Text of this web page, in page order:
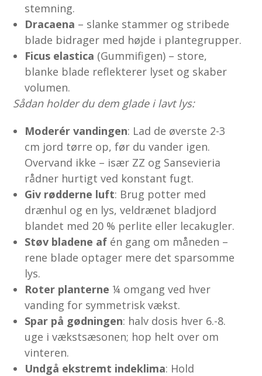
stemning.
Dracaena – slanke stammer og stribede
blade bidrager med højde i plantegrupper.
Ficus elastica (Gummifigen) – store,
blanke blade reflekterer lyset og skaber
volumen.
Sådan holder du dem glade i lavt lys:
Moderér vandingen: Lad de øverste 2-3
cm jord tørre op, før du vander igen.
Overvand ikke – især ZZ og Sansevieria
rådner hurtigt ved konstant fugt.
Giv rødderne luft: Brug potter med
drænhul og en lys, veldrænet bladjord
blandet med 20 % perlite eller lecakugler.
Støv bladene af én gang om måneden –
rene blade optager mere det sparsomme
lys.
Roter planterne ¼ omgang ved hver
vanding for symmetrisk vækst.
Spar på gødningen: halv dosis hver 6.-8.
uge i vækstsæsonen; hop helt over om
vinteren.
Undgå ekstremt indeklima: Hold